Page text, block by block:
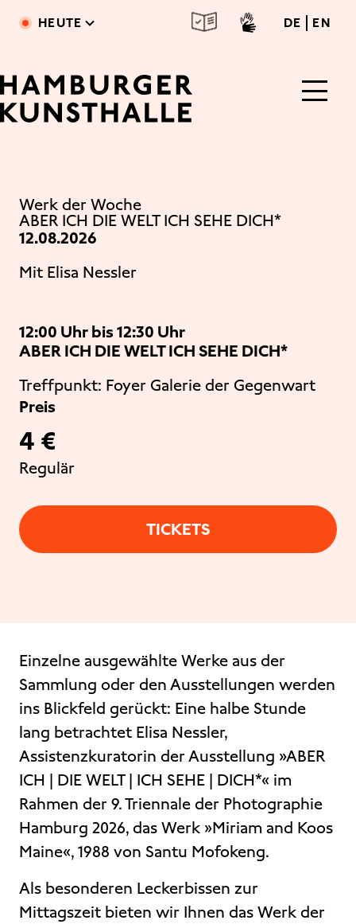
Direkt zum Inhalt
HEUTE DE deutsch
EN
Werk der Woche
ABER ICH DIE WELT ICH SEHE DICH*
12.08.2026
Mit Elisa Nessler
12:00 Uhr bis 12:30 Uhr
ABER ICH DIE WELT ICH SEHE DICH*
Treffpunkt: Foyer Galerie der Gegenwart
Preis
4 €
Regulär
TICKETS
Einzelne ausgewählte Werke aus der
Sammlung oder den Ausstellungen werden
ins Blickfeld gerückt: Eine halbe Stunde
lang betrachtet Elisa Nessler,
Assistenzkuratorin der Ausstellung »ABER
ICH | DIE WELT | ICH SEHE | DICH*« im
Rahmen der 9. Triennale der Photographie
Hamburg 2026, das Werk »Miriam and Koos
Maine«, 1988 von Santu Mofokeng.
Als besonderen Leckerbissen zur
Mittagszeit bieten wir Ihnen das Werk der